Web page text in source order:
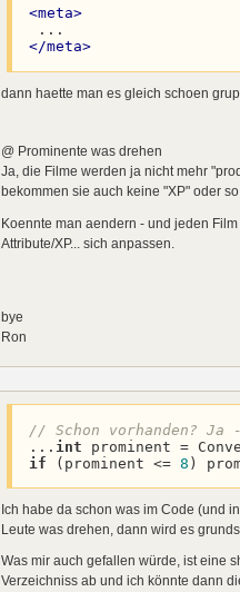
<meta>
</meta>
dann haette man es gleich schoen
@ Prominente was drehen
Ja, die Filme werden ja nicht mehr
bekommen sie auch keine "XP" oder
Koennte man aendern - und jeden
Attribute/XP... sich anpassen.
bye
Ron
// Schon vorhanden? Ja
... int prominent =
if (prominent <= 8 )
Ich habe da schon was im Code (und
Leute was drehen, dann wird es
Was mir auch gefallen würde, ist eine
Verzeichniss ab und ich könnte dann